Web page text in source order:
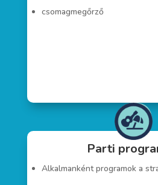
csomagmegőrző
Parti
Alkalmanként programok a